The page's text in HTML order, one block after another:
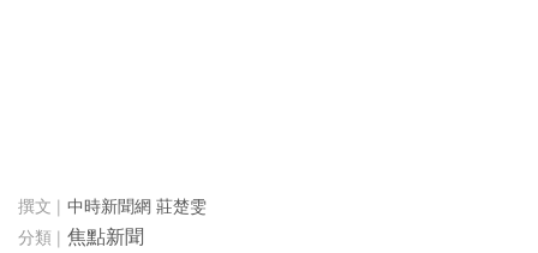
中時新聞網 莊楚雯
焦點新聞